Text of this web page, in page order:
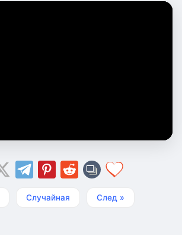
Случайная След »